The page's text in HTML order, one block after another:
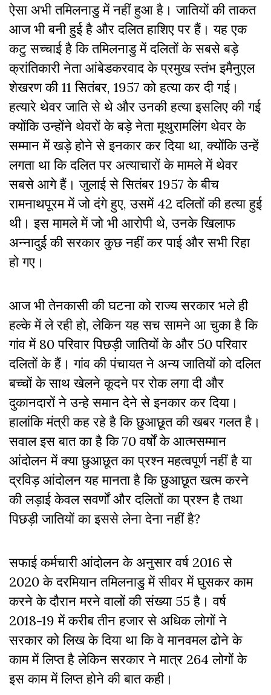
ऐसा अभी तमिलनाडु में नहीं हुआ है। जातियों की ताकत
आज भी बनी हुई है और दलित हाशिए पर हैं। यह एक
कटु सच्चाई है कि तमिलनाडु में दलितों के सबसे बड़े
क्रांतिकारी नेता आंबेडकरवाद के प्रमुख स्तंभ इमैनुएल
शेखरण की 11 सितंबर, 1957 को हत्या कर दी गई।
हत्यारे थेवर जाति से थे और उनकी हत्या इसलिए की गई
क्योंकि उन्होंने थेवरों के बड़े नेता मूथुरामलिंग थेवर के
सम्मान में खड़े होने से इनकार कर दिया था, क्योंकि उन्हें
लगता था कि दलित पर अत्याचारों के मामले में थेवर
सबसे आगे हैं। जुलाई से सितंबर 1957 के बीच
रामनाथपूरम में जो दंगे हुए, उसमें 42 दलितों की हत्या हुई
थी। इस मामले में जो भी आरोपी थे, उनके खिलाफ
अन्नादुर्ई की सरकार कुछ नहीं कर पाई और सभी रिहा
हो गए।
आज भी तेनकासी की घटना को राज्य सरकार भले ही
हल्के में ले रही हो, लेकिन यह सच सामने आ चुका है कि
गांव में 80 परिवार पिछड़ी जातियों के और 50 परिवार
दलितों के हैं। गांव की पंचायत ने अन्य जातियों को दलित
बच्चों के साथ खेलने कूदने पर रोक लगा दी और
दुकानदारों ने उन्हे समान देने से इनकार कर दिया।
हालांकि मंत्री कह रहे है कि छुआछूत की खबर गलत है।
सवाल इस बात का है कि 70 वर्षों के आत्मसम्मान
आंदोलन में क्या छुआछूत का प्रश्न महत्वपूर्ण नहीं है या
द्रविड़ आंदोलन यह मानता है कि छुआछूत खत्म करने
की लड़ाई केवल सवर्णों और दलितों का प्रश्न है तथा
पिछड़ी जातियों का इससे लेना देना नहीं है?
सफाई कर्मचारी आंदोलन के अनुसार वर्ष 2016 से
2020 के दरमियान तमिलनाडु में सीवर में घुसकर काम
करने के दौरान मरने वालों की संख्या 55 है। वर्ष
2018-19 में करीब तीन हजार से अधिक लोगों ने
सरकार को लिख के दिया था कि वे मानवमल ढोने के
काम में लिप्त है लेकिन सरकार ने मात्र 264 लोगों के
इस काम में लिप्त होने की बात कही।